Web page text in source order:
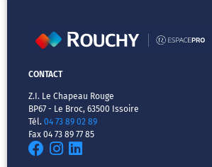
CONTACT
Z.I. Le Chapeau Rouge
BP67 - Le Broc, 63500 Issoire
Tél. 04 73 89 02 89
Fax 04 73 89 77 85